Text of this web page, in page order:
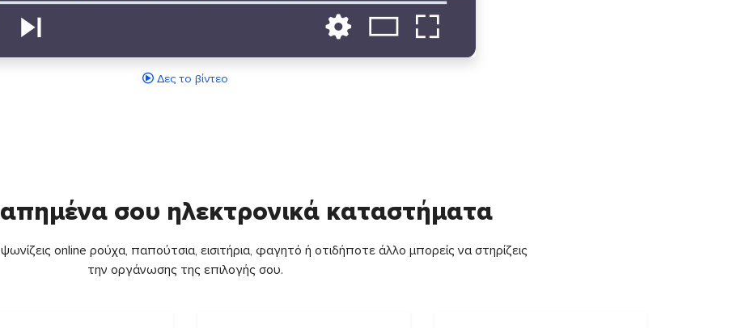
Δες το βίντεο
σου ηλεκτρονικά καταστήματα
online ρούχα, παπούτσια, εισιτήρια, φαγητό ή οτιδήποτε άλλο μπορείς να στηρίζεις
την οργάνωσης της επιλογής σου.